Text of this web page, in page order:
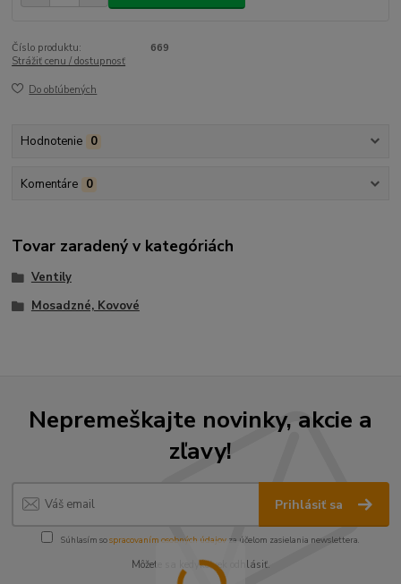
Číslo produktu:
669
Strážiť cenu / dostupnosť
Do obľúbených
Hodnotenie 0
Komentáre 0
Tovar zaradený v kategóriách
Ventily
Mosadzné, Kovové
Nepremeškajte novinky, akcie a
zľavy!
Prihlásiť sa
Súhlasím sospracovaním osobných údajov za účelom zasielania newslettera.
Môžete sa kedykoľvek odhlásiť.